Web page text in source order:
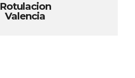
Rotulacion
Valencia